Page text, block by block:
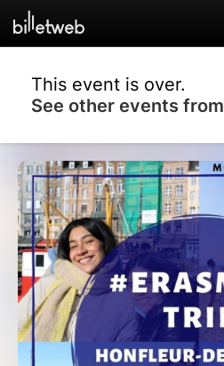
This event is over.
See other events